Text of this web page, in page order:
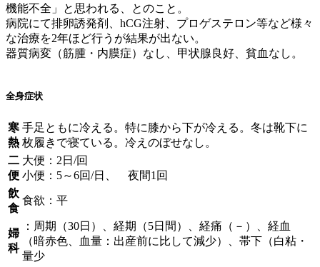
機能不全」と思われる、とのこと。
病院にて排卵誘発剤、hCG注射、プロゲステロン等など様々
な治療を2年ほど行うが結果が出ない。
器質病変（筋腫・内膜症）なし、甲状腺良好、貧血なし。
全身症状
寒
熱
手足ともに冷える。特に膝から下が冷える。冬は靴下に
枚履きで寝ている。冷えのぼせなし。
二
便
大便：2日/回
小便：5～6回/日、 夜間1回
飲
食
食欲：平
婦
科
：周期（30日）、経期（5日間）、経痛（－）、経血
（暗赤色、血量：出産前に比して減少）、帯下（白粘・
量少